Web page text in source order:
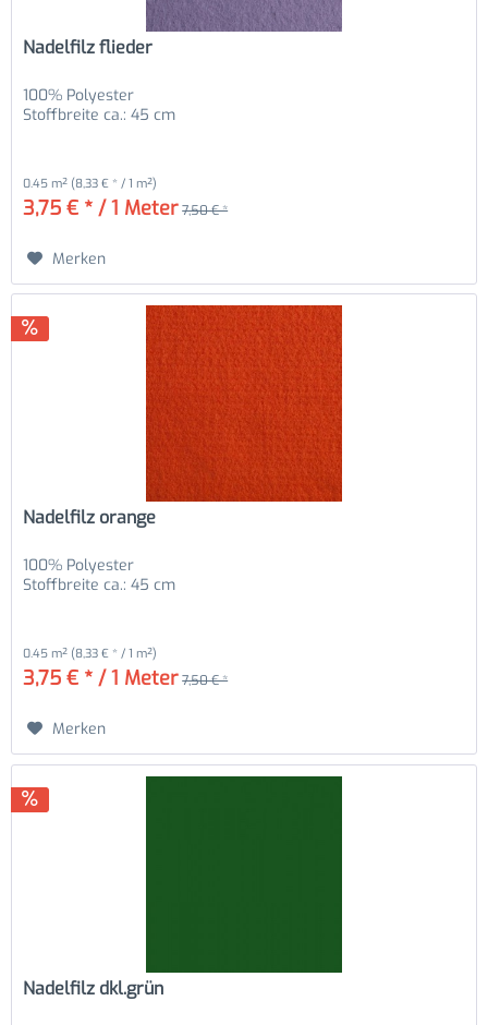
Nadelfilz flieder
100% Polyester
Stoffbreite ca.: 45 cm
0.45 m² (8,33 € * / 1 m²)
3,75 € * / 1 Meter 7,50 € *
Merken
Nadelfilz orange
100% Polyester
Stoffbreite ca.: 45 cm
0.45 m² (8,33 € * / 1 m²)
3,75 € * / 1 Meter 7,50 € *
Merken
Nadelfilz dkl.grün